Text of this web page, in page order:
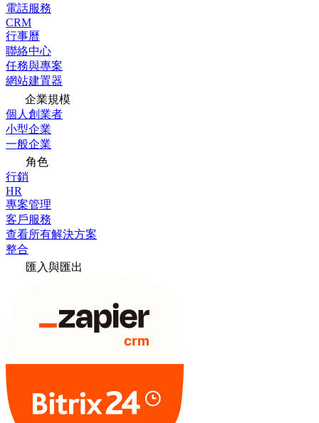
電話服務
CRM
行事曆
聯絡中心
任務與專案
網站建置器
企業規模
個人創業者
小型企業
一般企業
角色
行銷
HR
專案管理
客戶服務
查看所有解決方案
整合
匯入與匯出